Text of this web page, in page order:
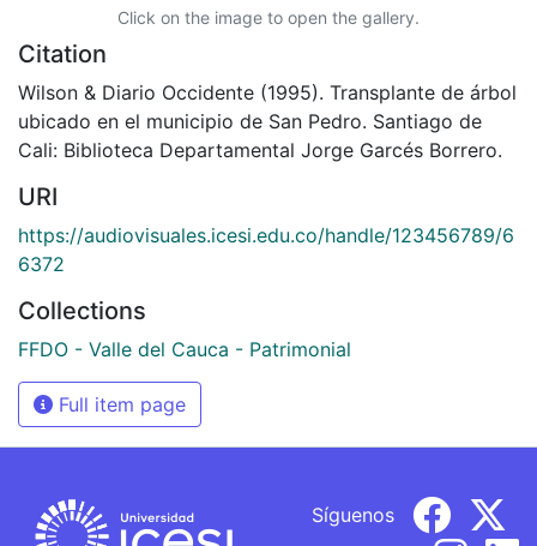
Click on the image to open the gallery.
Citation
Wilson & Diario Occidente (1995). Transplante de árbol
ubicado en el municipio de San Pedro. Santiago de
Cali: Biblioteca Departamental Jorge Garcés Borrero.
URI
https://audiovisuales.icesi.edu.co/handle/123456789/6
6372
Collections
FFDO - Valle del Cauca - Patrimonial
Full item page
Síguenos